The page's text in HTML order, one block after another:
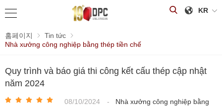
KR
홈페이지
Tin tức
Nhà xưởng công nghiệp bằng thép tiền chế
Quy trình và báo giá thi công kết cấu thép cập nhật
năm 2024
08/10/2024 -
Nhà xưởng công nghiệp bằng